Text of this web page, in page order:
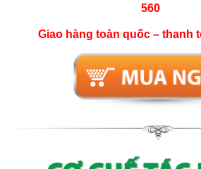
560
Giao hàng toàn quốc – thanh